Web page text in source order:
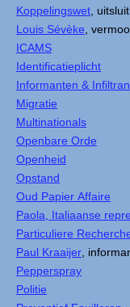
Koppelingswet ,
Louis Sévèke ,
ICAMS
Identificatieplicht
Informanten &
Migratie
Multinationals
Openbare Orde
Openheid
Opstand
Oud Papier Affaire
Paola, Italiaanse
Particuliere
Paul Kraaijer ,
Pepperspray
Politie